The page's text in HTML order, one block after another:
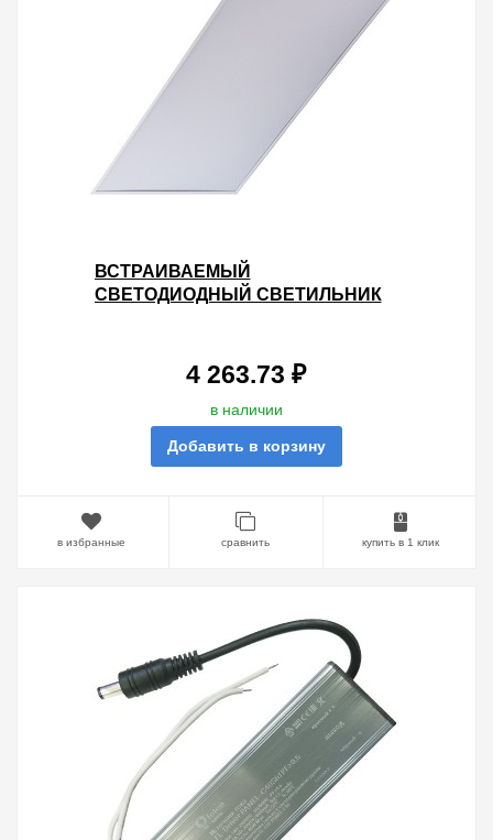
ВСТРАИВАЕМЫЙ
СВЕТОДИОДНЫЙ СВЕТИЛЬНИК
4 263.73 ₽
в наличии
Добавить в корзину
в избранные сравнить купить в 1 клик